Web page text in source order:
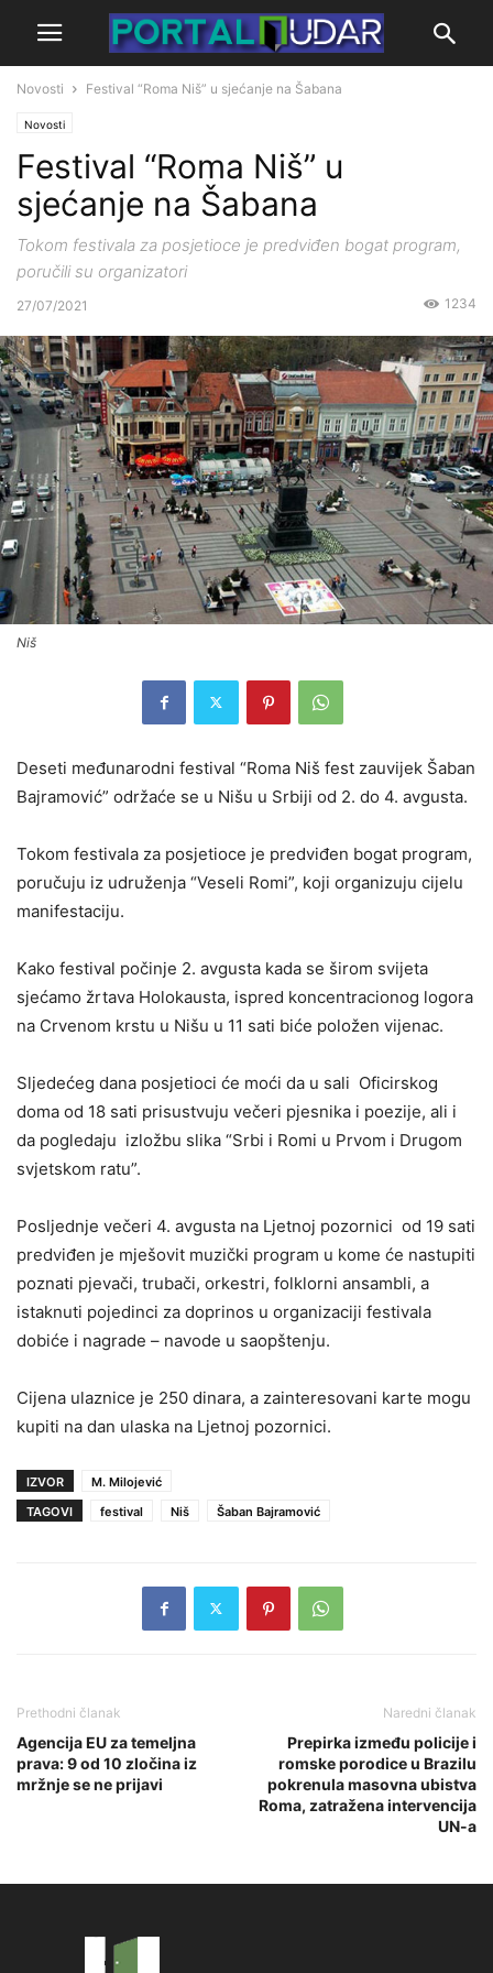
Novosti Festival “Roma Niš” u sjećanje na Šabana
Novosti
Festival “Roma Niš” u
sjećanje na Šabana
Tokom festivala za posjetioce je predviđen bogat program,
poručili su organizatori
27/07/2021 1234
Niš
Deseti međunarodni festival “Roma Niš fest zauvijek Šaban
Bajramović” održaće se u Nišu u Srbiji od 2. do 4. avgusta.
Tokom festivala za posjetioce je predviđen bogat program,
poručuju iz udruženja “Veseli Romi”, koji organizuju cijelu
manifestaciju.
Kako festival počinje 2. avgusta kada se širom svijeta
sjećamo žrtava Holokausta, ispred koncentracionog logora
na Crvenom krstu u Nišu u 11 sati biće položen vijenac.
Sljedećeg dana posjetioci će moći da u sali Oficirskog
doma od 18 sati prisustvuju večeri pjesnika i poezije, ali i
da pogledaju izložbu slika “Srbi i Romi u Prvom i Drugom
svjetskom ratu”.
Posljednje večeri 4. avgusta na Ljetnoj pozornici od 19 sati
predviđen je mješovit muzički program u kome će nastupiti
poznati pjevači, trubači, orkestri, folklorni ansambli, a
istaknuti pojedinci za doprinos u organizaciji festivala
dobiće i nagrade – navode u saopštenju.
Cijena ulaznice je 250 dinara, a zainteresovani karte mogu
kupiti na dan ulaska na Ljetnoj pozornici.
IZVOR
M. Milojević
TAGOVI
festival Niš Šaban Bajramović
Prethodni članak
Agencija EU za temeljna
prava: 9 od 10 zločina iz
mržnje se ne prijavi
Naredni članak
Prepirka između policije i
romske porodice u Brazilu
pokrenula masovna ubistva
Roma, zatražena intervencija
UN-a